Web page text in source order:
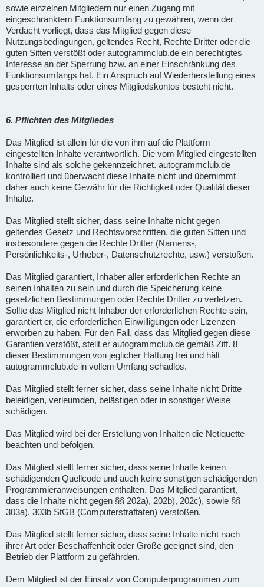
sowie einzelnen Mitgliedern nur einen Zugang mit
eingeschränktem Funktionsumfang zu gewähren, wenn der
Verdacht vorliegt, dass das Mitglied gegen diese
Nutzungsbedingungen, geltendes Recht, Rechte Dritter oder die
guten Sitten verstößt oder autogrammclub.de ein berechtigtes
Interesse an der Sperrung bzw. an einer Einschränkung des
Funktionsumfangs hat. Ein Anspruch auf Wiederherstellung eines
gesperrten Inhalts oder eines Mitgliedskontos besteht nicht.
6. Pflichten des Mitgliedes
Das Mitglied ist allein für die von ihm auf die Plattform
eingestellten Inhalte verantwortlich. Die vom Mitglied eingestellten
Inhalte sind als solche gekennzeichnet. autogrammclub.de
kontrolliert und überwacht diese Inhalte nicht und übernimmt
daher auch keine Gewähr für die Richtigkeit oder Qualität dieser
Inhalte.
Das Mitglied stellt sicher, dass seine Inhalte nicht gegen
geltendes Gesetz und Rechtsvorschriften, die guten Sitten und
insbesondere gegen die Rechte Dritter (Namens-,
Persönlichkeits-, Urheber-, Datenschutzrechte, usw.) verstoßen.
Das Mitglied garantiert, Inhaber aller erforderlichen Rechte an
seinen Inhalten zu sein und durch die Speicherung keine
gesetzlichen Bestimmungen oder Rechte Dritter zu verletzen.
Sollte das Mitglied nicht Inhaber der erforderlichen Rechte sein,
garantiert er, die erforderlichen Einwilligungen oder Lizenzen
erworben zu haben. Für den Fall, dass das Mitglied gegen diese
Garantien verstößt, stellt er autogrammclub.de gemäß Ziff. 8
dieser Bestimmungen von jeglicher Haftung frei und hält
autogrammclub.de in vollem Umfang schadlos.
Das Mitglied stellt ferner sicher, dass seine Inhalte nicht Dritte
beleidigen, verleumden, belästigen oder in sonstiger Weise
schädigen.
Das Mitglied wird bei der Erstellung von Inhalten die Netiquette
beachten und befolgen.
Das Mitglied stellt ferner sicher, dass seine Inhalte keinen
schädigenden Quellcode und auch keine sonstigen schädigenden
Programmieranweisungen enthalten. Das Mitglied garantiert,
dass die Inhalte nicht gegen §§ 202a), 202b), 202c), sowie §§
303a), 303b StGB (Computerstraftaten) verstoßen.
Das Mitglied stellt ferner sicher, dass seine Inhalte nicht nach
ihrer Art oder Beschaffenheit oder Größe geeignet sind, den
Betrieb der Plattform zu gefährden.
Dem Mitglied ist der Einsatz von Computerprogrammen zum